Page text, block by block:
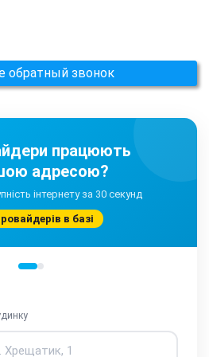
обратный звонок
працюють
адресою?
інтернету за 30 секунд
в базі